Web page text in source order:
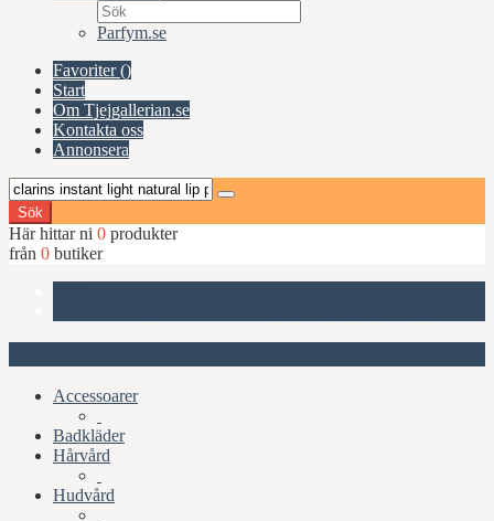
Parfym.se
Favoriter ()
Start
Om Tjejgallerian.se
Kontakta oss
Annonsera
Sök
Här hittar ni 0 produkter
från 0 butiker
Accessoarer
Badkläder
Hårvård
Hudvård